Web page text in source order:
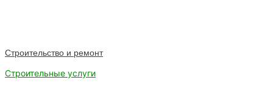
Строительство и ремонт
Строительные услуги